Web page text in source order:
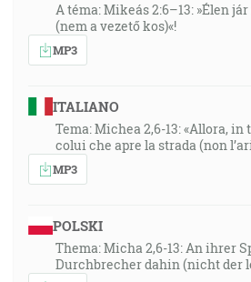
A téma: Mikeás 2:6–13: »Élen
(nem a vezető kos)«!
MP3
ITALIANO
Tema: Michea 2,6-13: «Allora,
colui che apre la strada (non
MP3
POLSKI
Thema: Micha 2,6-13: An ihrer
Durchbrecher dahin (nicht der